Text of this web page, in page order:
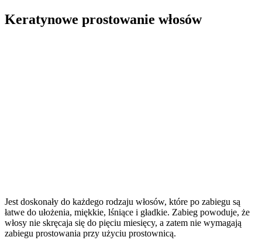
Keratynowe prostowanie włosów
Jest doskonały do każdego rodzaju włosów, które po zabiegu są
łatwe do ułożenia, miękkie, lśniące i gładkie. Zabieg powoduje, że
włosy nie skręcaja się do pięciu miesięcy, a zatem nie wymagają
zabiegu prostowania przy użyciu prostownicą.